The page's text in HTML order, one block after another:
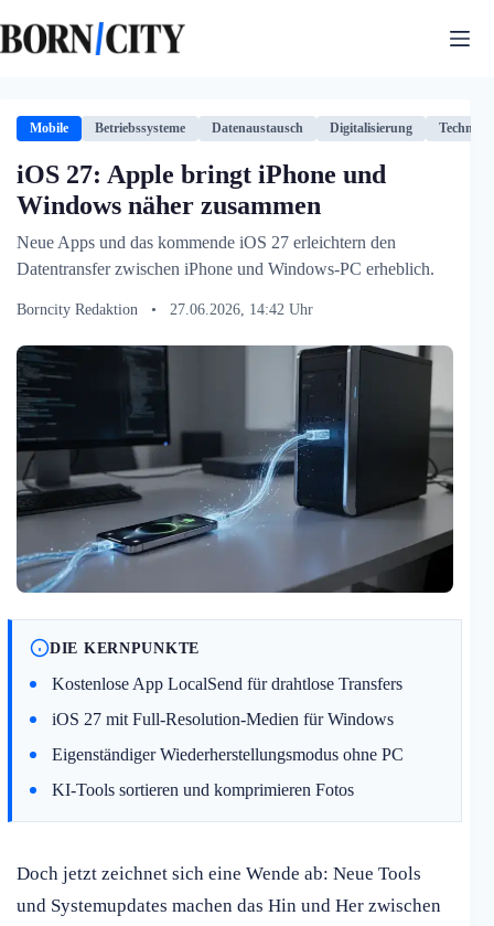
Inhalt
springen
Mobile Betriebssysteme Datenaustausch Digitalisierung
iOS 27: Apple bringt iPhone und
Windows näher zusammen
Neue Apps und das kommende iOS 27 erleichtern den
Datentransfer zwischen iPhone und Windows-PC erheblich.
Borncity Redaktion • 27.06.2026, 14:42 Uhr
DIE KERNPUNKTE
Kostenlose App LocalSend für drahtlose Transfers
iOS 27 mit Full-Resolution-Medien für Windows
Eigenständiger Wiederherstellungsmodus ohne PC
KI-Tools sortieren und komprimieren Fotos
Doch jetzt zeichnet sich eine Wende ab: Neue Tools
und Systemupdates machen das Hin und Her zwischen